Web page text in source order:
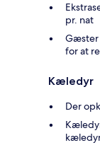
pr. nat
Gæster
for at
Kæledyr
Der